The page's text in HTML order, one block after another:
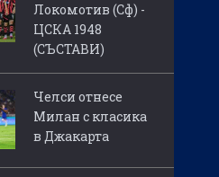
Локомотив (Сф) -
ЦСКА 1948
(СЪСТАВИ)
Челси отнесе
Милан с класика
в Джакарта